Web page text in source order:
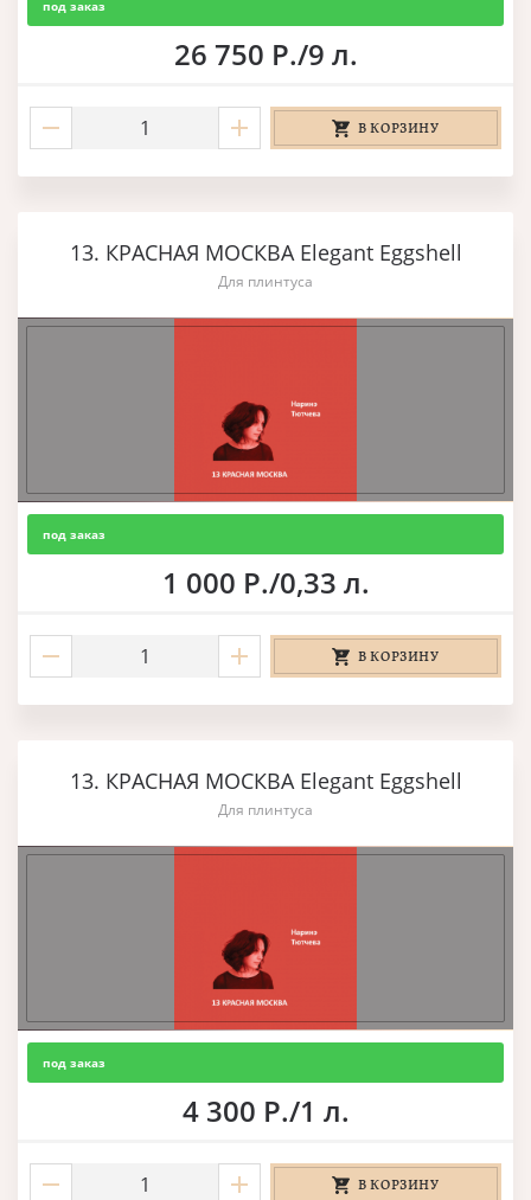
под заказ
26 750 Р./9 л.
В КОРЗИНУ
13. КРАСНАЯ МОСКВА Elegant Eggshell
Для плинтуса
под заказ
1 000 Р./0,33 л.
В КОРЗИНУ
13. КРАСНАЯ МОСКВА Elegant Eggshell
Для плинтуса
под заказ
4 300 Р./1 л.
В КОРЗИНУ